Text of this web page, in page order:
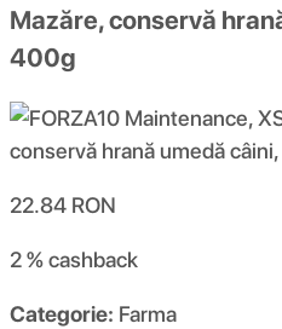
Mazăre, conservă
400g
22.84 RON
2 %cashback
Categorie: Farma